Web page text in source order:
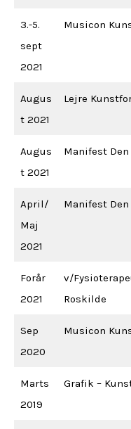
3.-5.
sept
2021
Musicon
Augus
t 2021
Lejre
Augus
t 2021
Manifest
April/
Maj
2021
Manifest
Forår
2021
v/
Roskilde
Sep
2020
Musicon
Marts
2019
Grafik –